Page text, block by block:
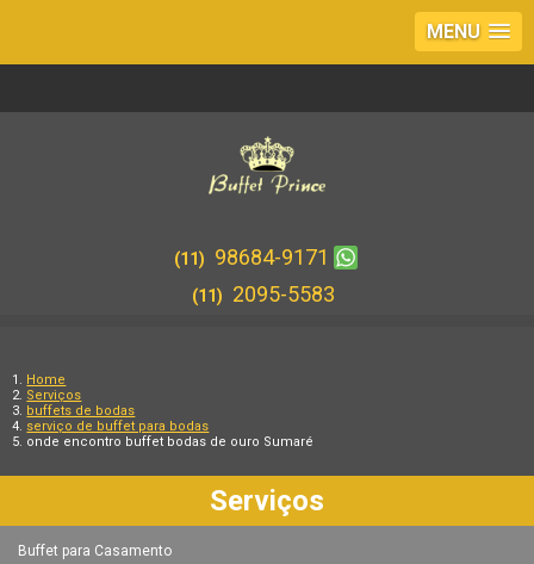
MENU
(11) 98684-9171
(11) 2095-5583
Home
Serviços
buffets de bodas
serviço de buffet para bodas
onde encontro buffet bodas de ouro Sumaré
Serviços
Buffet para Casamento